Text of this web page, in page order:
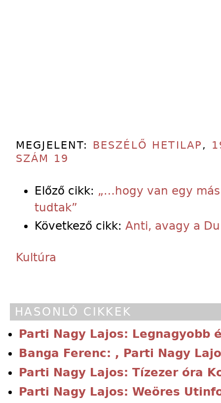
MEGJELENT: BESZÉLŐ HETILAP ,
SZÁM 19
Előző cikk: „…hogy van egy
tudtak”
Következő cikk: Anti, avagy a
Kultúra
HASONLÓ CIKKEK
Parti Nagy Lajos: Legnagyobb
Banga Ferenc: , Parti Nagy
Parti Nagy Lajos: Tízezer óra
Parti Nagy Lajos: Weöres